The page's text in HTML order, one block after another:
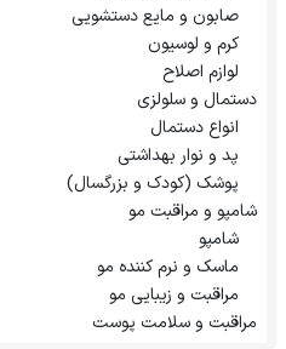
صابون و مایع دستشویی
کرم و لوسیون
لوازم اصلاح
دستمال و سلولزی
انواع دستمال
پد و نوار بهداشتی
پوشک (کودک و بزرگسال)
شامپو و مراقبت مو
شامپو
ماسک و نرم کننده مو
مراقبت و زیبایی مو
مراقبت و سلامت پوست